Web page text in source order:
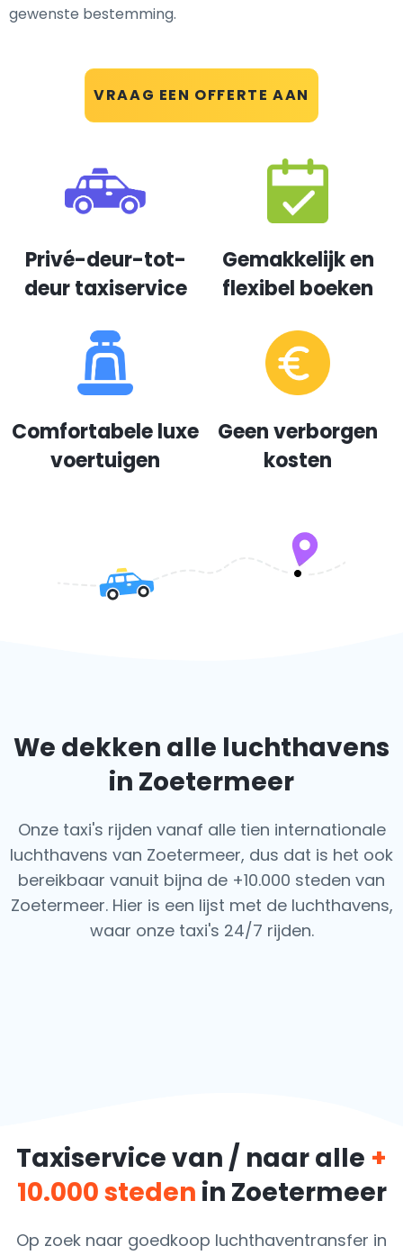
VRAAG EEN OFFERTE AAN
gewenste bestemming.
Privé-deur-tot-
deur taxiservice
Gemakkelijk en
flexibel boeken
Comfortabele luxe
voertuigen
Geen verborgen
kosten
We dekken alle luchthavens
in Zoetermeer
Onze taxi's rijden vanaf alle tien internationale
luchthavens van Zoetermeer, dus dat is het ook
bereikbaar vanuit bijna de +10.000 steden van
Zoetermeer. Hier is een lijst met de luchthavens,
waar onze taxi's 24/7 rijden.
Taxiservice van / naar alle +
10.000 steden in Zoetermeer
Op zoek naar goedkoop luchthaventransfer in